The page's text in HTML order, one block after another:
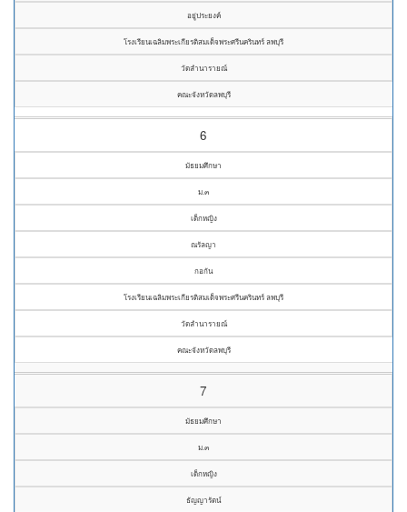
อยู่ประยงค์
โรงเรียนเฉลิมพระเกียรติสมเด็จพระศรีนครินทร์ ลพบุรี
วัดลำนารายณ์
คณะจังหวัดลพบุรี
6
มัธยมศึกษา
ม.๓
เด็กหญิง
ณรัลญา
กอกัน
โรงเรียนเฉลิมพระเกียรติสมเด็จพระศรีนครินทร์ ลพบุรี
วัดลำนารายณ์
คณะจังหวัดลพบุรี
7
มัธยมศึกษา
ม.๓
เด็กหญิง
ธัญญารัตน์